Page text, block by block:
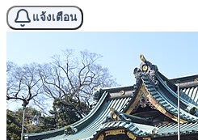
แจ้งเตือน